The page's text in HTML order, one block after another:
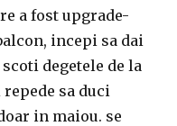
a fost upgrade-
incepi sa dai
degetele de la
sa duci
in maiou. se